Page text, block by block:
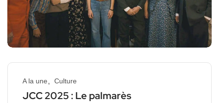
A la une Culture
JCC 2025 : Le palmarès